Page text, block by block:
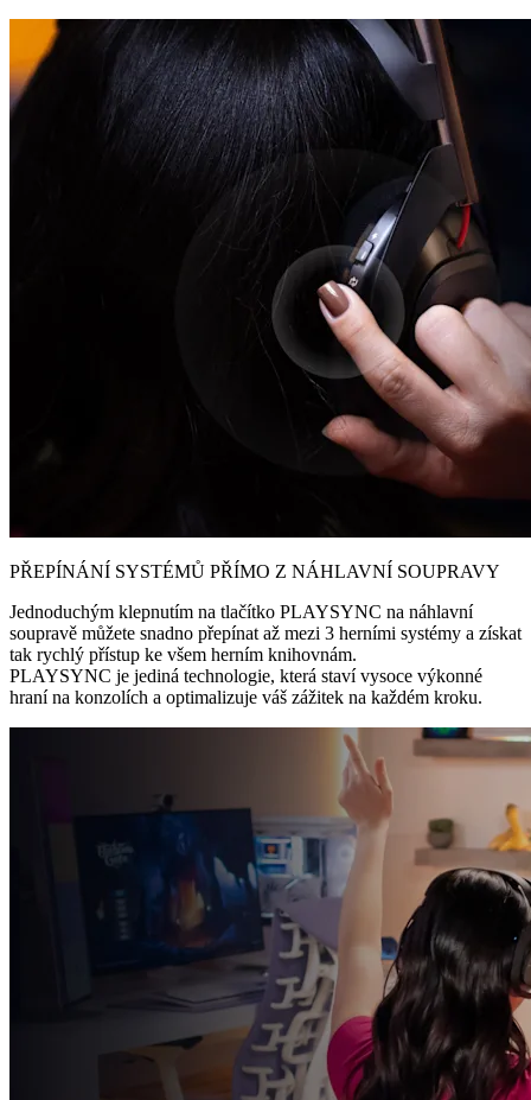
PŘEPÍNÁNÍ SYSTÉMŮ PŘÍMO Z NÁHLAVNÍ SOUPRAVY
Jednoduchým klepnutím na tlačítko PLAYSYNC na náhlavní
soupravě můžete snadno přepínat až mezi 3 herními systémy a získat
tak rychlý přístup ke všem herním knihovnám.
PLAYSYNC je jediná technologie, která staví vysoce výkonné
hraní na konzolích a optimalizuje váš zážitek na každém kroku.